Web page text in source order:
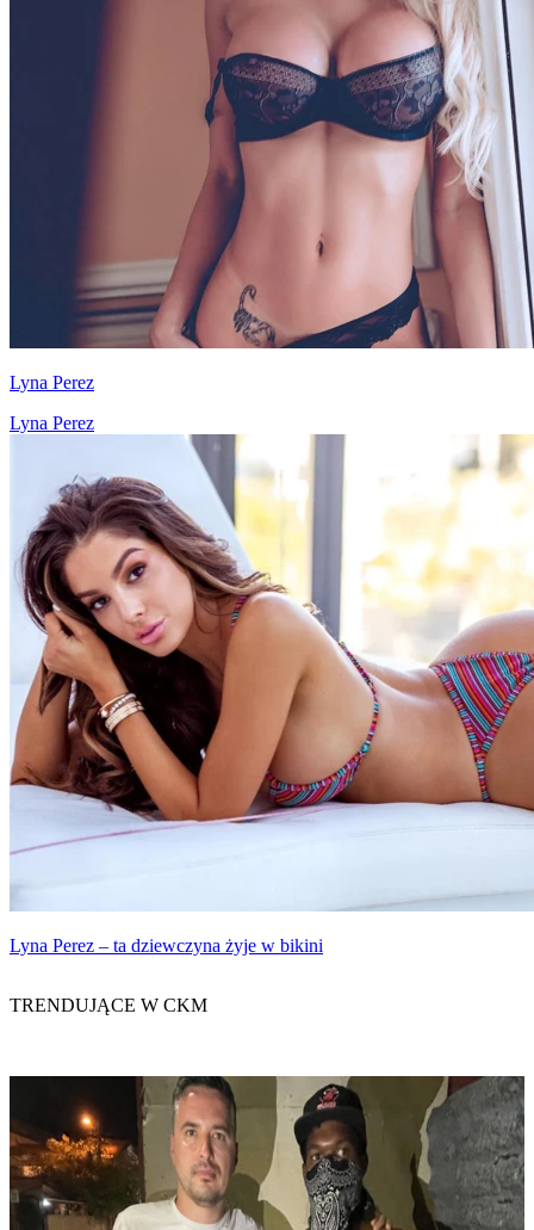
Lyna Perez
Lyna Perez
Lyna Perez – ta dziewczyna żyje w bikini
TRENDUJĄCE W CKM